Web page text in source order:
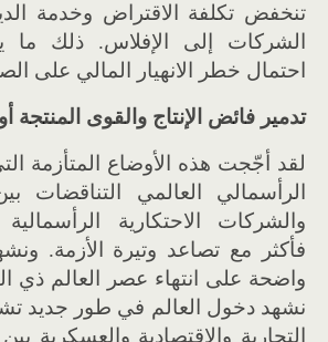
تنخفض تكلفة الاقتراض وخدمة
الشركات إلى الإفلاس. ذلك ما
احتمال خطر الانهيار المالي على
تدمير فائض الإنتاج والقوى
لقد أجّجت هذه الأوضاع المتأزمة
الرأسمالي العالمي التناقضات
والشركات الاحتكارية
فأكثر مع تصاعد وتيرة الأزمة.
واضحة على انتهاء عصر العالم ذي
نشهد دخول العالم في طور جديد
التجارية والاقتصادية والعسكرية